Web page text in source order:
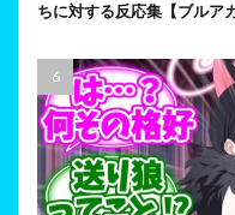
ちに対する反応集【ブルア